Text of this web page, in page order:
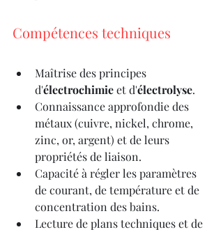
Compétences techniques
Maîtrise des principes
d'électrochimie et d'électrolyse.
Connaissance approfondie des
métaux (cuivre, nickel, chrome,
zinc, or, argent) et de leurs
propriétés de liaison.
Capacité à régler les paramètres
de courant, de température et de
concentration des bains.
Lecture de plans techniques et de